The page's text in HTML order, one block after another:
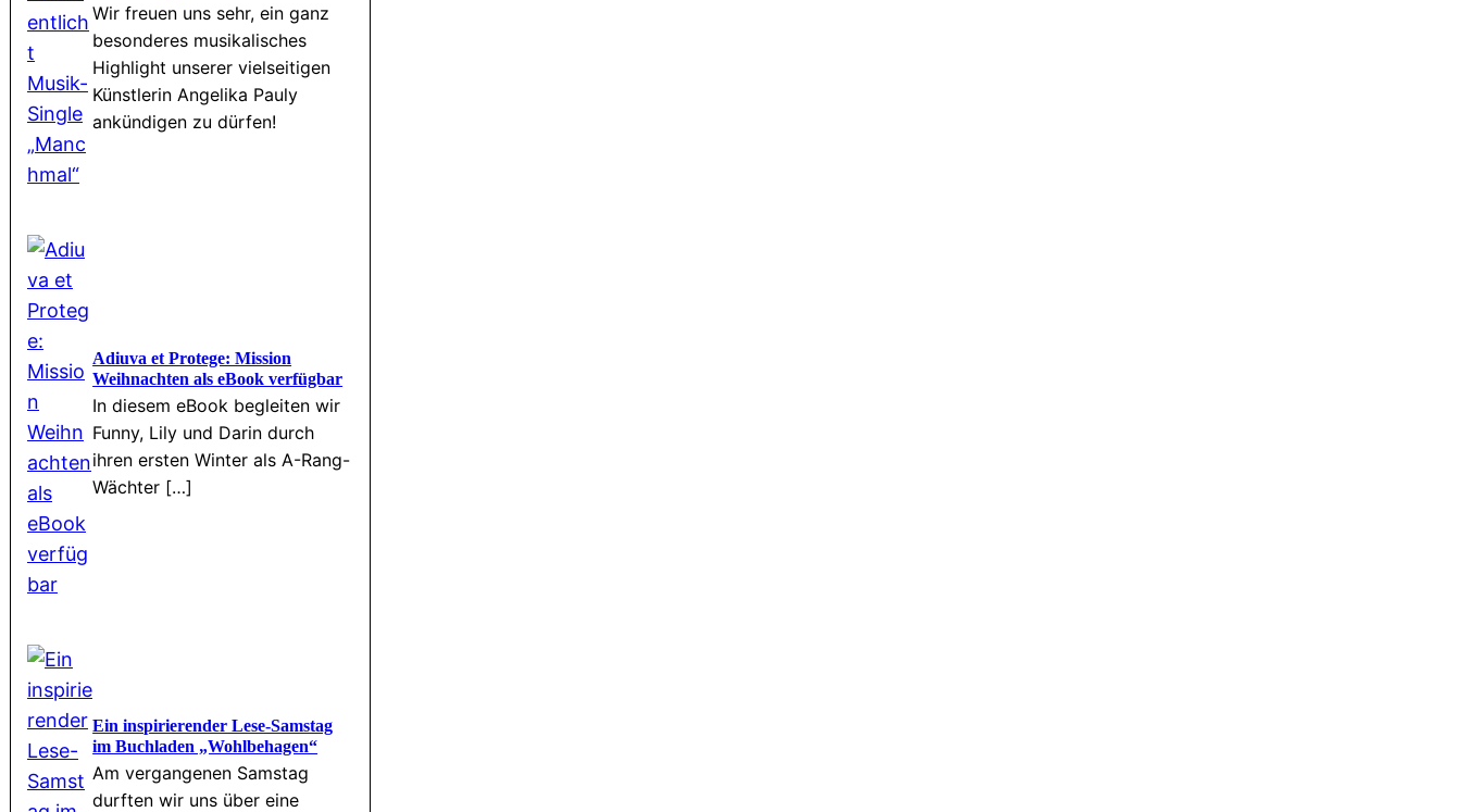
Wir freuen uns sehr, ein ganz
besonderes musikalisches
Highlight unserer vielseitigen
Künstlerin Angelika Pauly
ankündigen zu dürfen!
Adiuva et Protege: Mission
Weihnachten als eBook verfügbar
In diesem eBook begleiten wir
Funny, Lily und Darin durch
ihren ersten Winter als A-Rang-
Wächter […]
Ein inspirierender Lese-Samstag
im Buchladen „Wohlbehagen“
Am vergangenen Samstag
durften wir uns über eine